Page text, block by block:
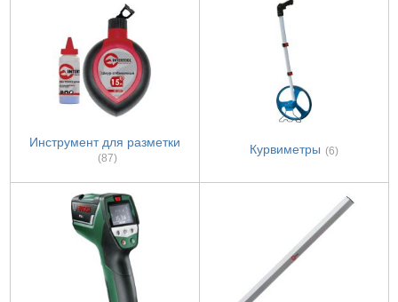
Инструмент для разметки
(87)
Курвиметры (6)